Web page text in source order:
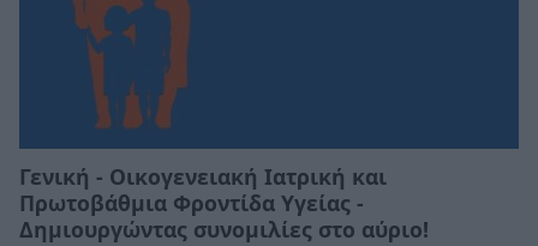
Γενική - Οικογενειακή Ιατρική και
Πρωτοβάθμια Φροντίδα Υγείας -
Δημιουργώντας συνομιλίες στο αύριο!